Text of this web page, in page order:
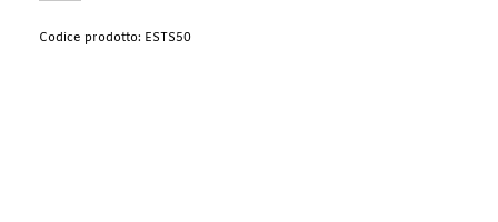
Codice prodotto: ESTS50